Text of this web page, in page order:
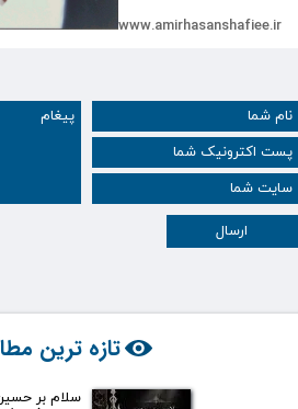
www.amirhasanshafiee.ir
ارسال
تازه ترین
سلام بر